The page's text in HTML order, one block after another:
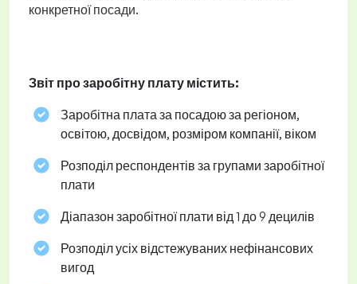
конкретної посади.
Звіт про заробітну плату містить:
Заробітна плата за посадою за регіоном,
освітою, досвідом, розміром компанії, віком
Розподіл респондентів за групами заробітної
плати
Діапазон заробітної плати від 1 до 9 децилів
Розподіл усіх відстежуваних нефінансових
вигод